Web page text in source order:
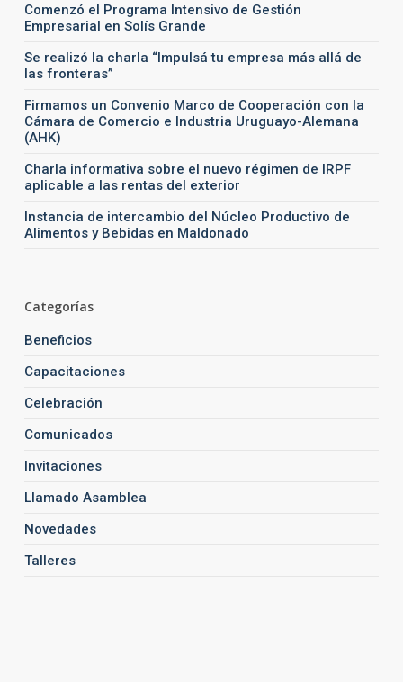
Comenzó el Programa Intensivo de Gestión
Empresarial en Solís Grande
Se realizó la charla “Impulsá tu empresa más allá de
las fronteras”
Firmamos un Convenio Marco de Cooperación con la
Cámara de Comercio e Industria Uruguayo-Alemana
(AHK)
Charla informativa sobre el nuevo régimen de IRPF
aplicable a las rentas del exterior
Instancia de intercambio del Núcleo Productivo de
Alimentos y Bebidas en Maldonado
Categorías
Beneficios
Capacitaciones
Celebración
Comunicados
Invitaciones
Llamado Asamblea
Novedades
Talleres